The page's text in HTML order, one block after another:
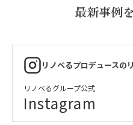
最新事例
リノベるプロデュースの
リノベるグループ公式
Instagram